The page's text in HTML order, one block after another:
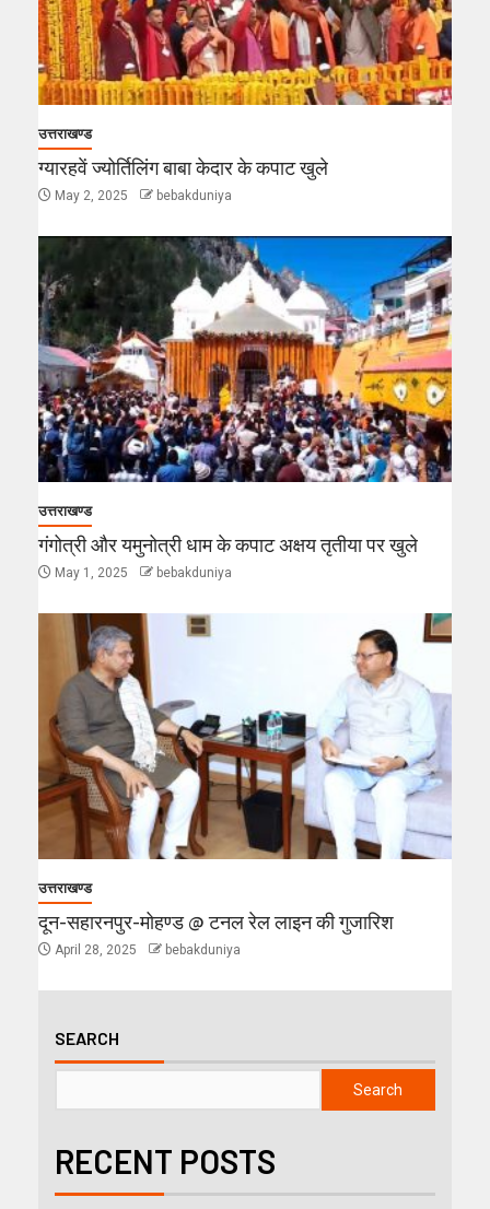
उत्तराखण्ड
ग्यारहवें ज्योर्तिलिंग बाबा केदार के कपाट खुले
May 2, 2025 bebakduniya
उत्तराखण्ड
गंगोत्री और यमुनोत्री धाम के कपाट अक्षय तृतीया पर खुले
May 1, 2025 bebakduniya
उत्तराखण्ड
दून-सहारनपुर-मोहण्ड @ टनल रेल लाइन की गुजारिश
April 28, 2025 bebakduniya
SEARCH
Search
RECENT POSTS